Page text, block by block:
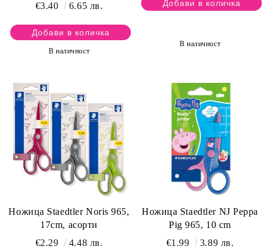
€3.40
6.65 лв.
В наличност
В наличност
Ножица Staedtler Noris 965,
17cm, асорти
€2.29
4.48 лв.
Ножица Staedtler NJ Peppa
Pig 965, 10 cm
€1.99
3.89 лв.